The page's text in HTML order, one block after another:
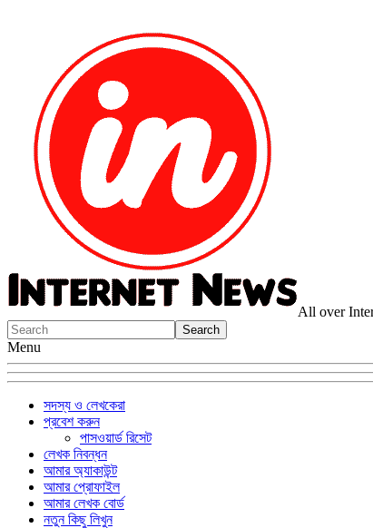
All over
Menu
সদস্য ও লেখকেরা
প্রবেশ করুন
পাসওয়ার্ড রিসেট
লেখক নিবন্ধন
আমার অ্যাকাউন্ট
আমার প্রোফাইল
আমার লেখক বোর্ড
নতুন কিছু লিখুন